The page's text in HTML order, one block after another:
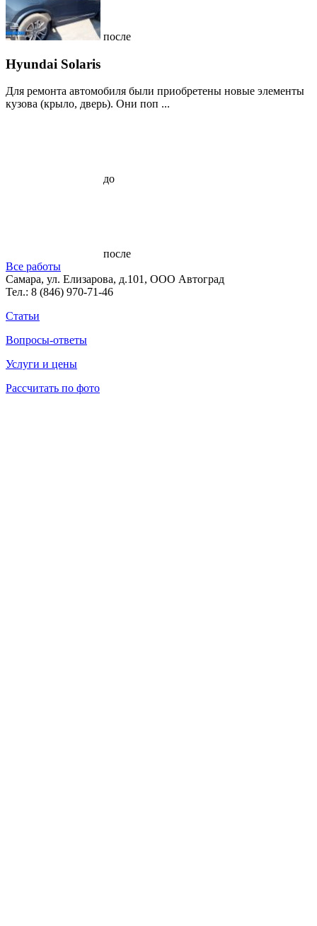
после
Hyundai Solaris
Для ремонта автомобиля были приобретены новые элементы
кузова (крыло, дверь). Они поп ...
до
после
Все работы
Самара, ул. Елизарова, д.101, ООО Автоград
Тел.: 8 (846) 970-71-46
Статьи
Вопросы-ответы
Услуги и цены
Рассчитать по фото